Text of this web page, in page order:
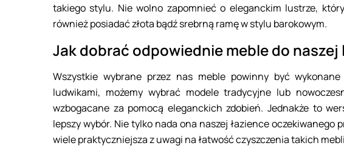
takiego stylu. Nie wolno zapomnieć o eleganckim lustrze,
również posiadać złota bądź srebrną ramę w stylu barokowym.
Jak dobrać odpowiednie meble do naszej
Wszystkie wybrane przez nas meble powinny być
ludwikami, możemy wybrać modele tradycyjne lub
wzbogacane za pomocą eleganckich zdobień. Jednakże to
lepszy wybór. Nie tylko nada ona naszej łazience
wiele praktyczniejsza z uwagi na łatwość czyszczenia takich